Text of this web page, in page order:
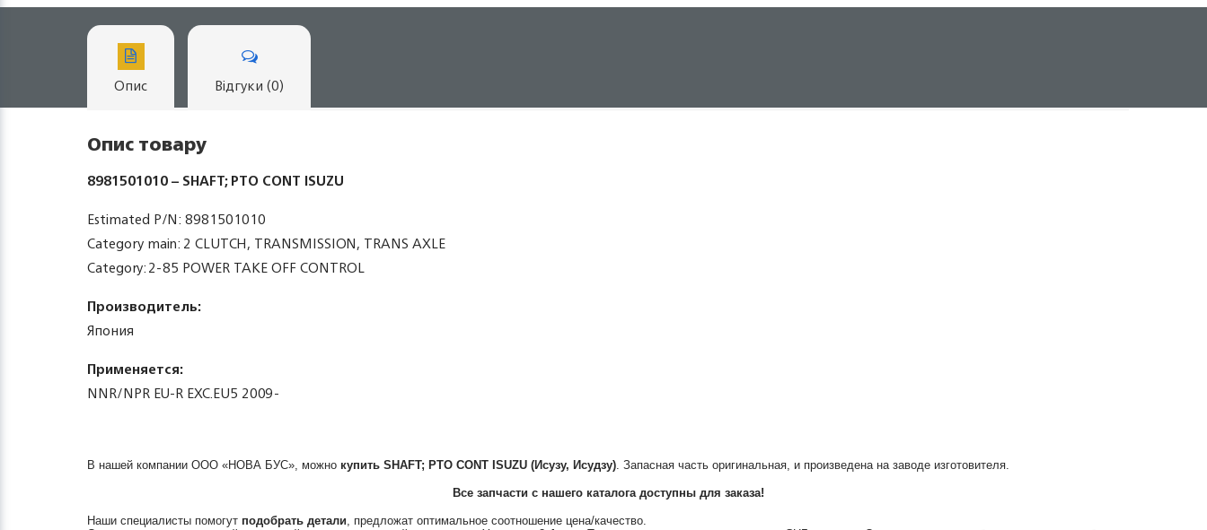
Опис Відгуки (0)
Опис товару
8981501010 – SHAFT; PTO CONT ISUZU
Estimated P/N: 8981501010
Category main: 2 CLUTCH, TRANSMISSION, TRANS AXLE
Category: 2-85 POWER TAKE OFF CONTROL
Производитель:
Япония
Применяется:
NNR/NPR EU-R EXC.EU5 2009-
В нашей компании ООО «НОВА БУС», можно купить SHAFT; PTO CONT ISUZU (Исузу, Исудзу). Запасная часть оригинальная, и произведена на заводе изготовителя.
Все запчасти с нашего каталога доступны для заказа!
Наши специалисты помогут подобрать детали, предложат оптимальное соотношение цена/качество.